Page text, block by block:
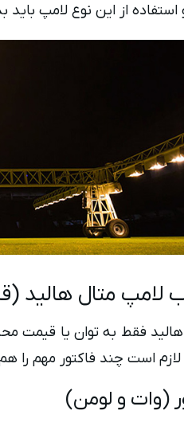
از این نوع لامپ باید
لامپ متال هالید
فقط به توان یا قیمت
لازم است چند فاکتور مهم را
(وات و لومن)